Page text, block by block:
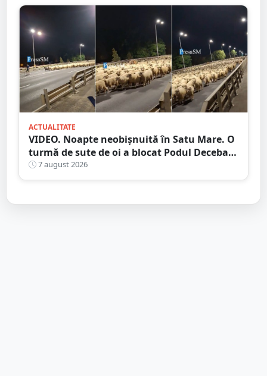
ACTUALITATE
VIDEO. Noapte neobișnuită în Satu Mare. O
turmă de sute de oi a blocat Podul Decebal.
Gest de apreciat al ciobanului
7 august 2026